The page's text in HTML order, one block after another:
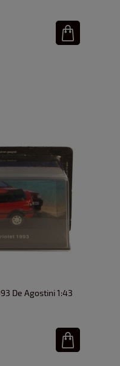
De Agostini 1:43